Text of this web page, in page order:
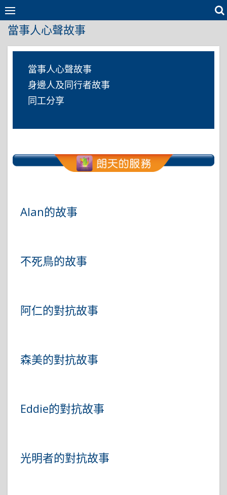
Skip
to
content
當事人心聲故事
當事人心聲故事
身邊人及同行者故事
同工分享
Alan的故事
不死鳥的故事
阿仁的對抗故事
森美的對抗故事
Eddie的對抗故事
光明者的對抗故事